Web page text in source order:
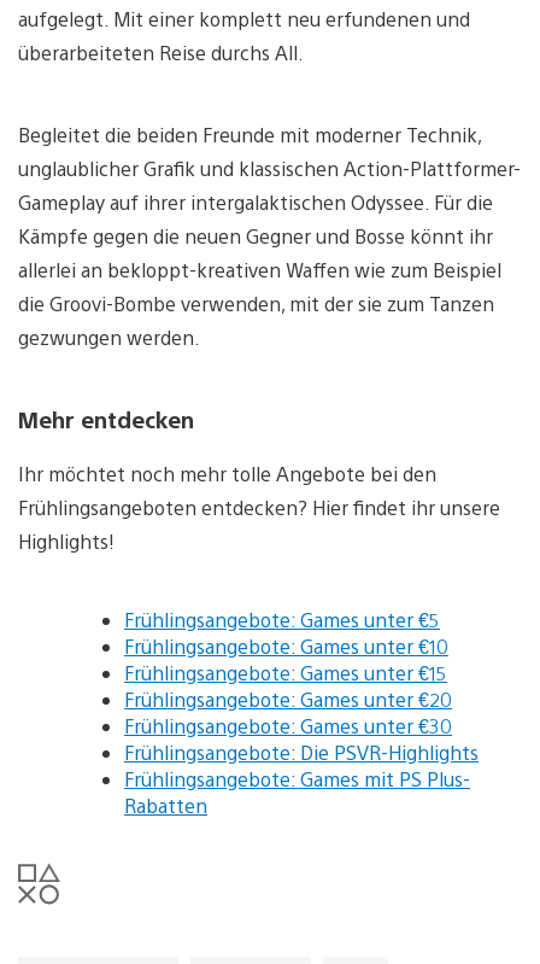
aufgelegt. Mit einer komplett neu erfundenen und
überarbeiteten Reise durchs All.
Begleitet die beiden Freunde mit moderner Technik,
unglaublicher Grafik und klassischen Action-Plattformer-
Gameplay auf ihrer intergalaktischen Odyssee. Für die
Kämpfe gegen die neuen Gegner und Bosse könnt ihr
allerlei an bekloppt-kreativen Waffen wie zum Beispiel
die Groovi-Bombe verwenden, mit der sie zum Tanzen
gezwungen werden.
Mehr entdecken
Ihr möchtet noch mehr tolle Angebote bei den
Frühlingsangeboten entdecken? Hier findet ihr unsere
Highlights!
Frühlingsangebote: Games unter €5
Frühlingsangebote: Games unter €10
Frühlingsangebote: Games unter €15
Frühlingsangebote: Games unter €20
Frühlingsangebote: Games unter €30
Frühlingsangebote: Die PSVR-Highlights
Frühlingsangebote: Games mit PS Plus-
Rabatten